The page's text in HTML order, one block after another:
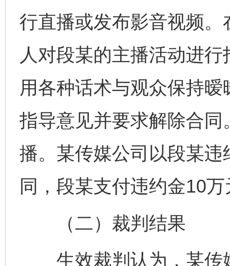
行直播或发布影音视频
人对段某的主播活动进
用各种话术与观众保持
指导意见并要求解除合
播。某传媒公司以段某
同，段某支付违约金10
（二）裁判结果
生效裁判认为，某传